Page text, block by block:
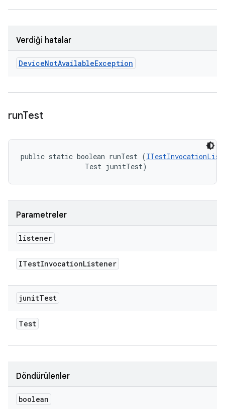
Verdiği hatalar
DeviceNotAvailableException
runTest
public static boolean runTest (
                Test junitTest)
Parametreler
listener
ITestInvocationListener
junitTest
Test
Döndürülenler
boolean